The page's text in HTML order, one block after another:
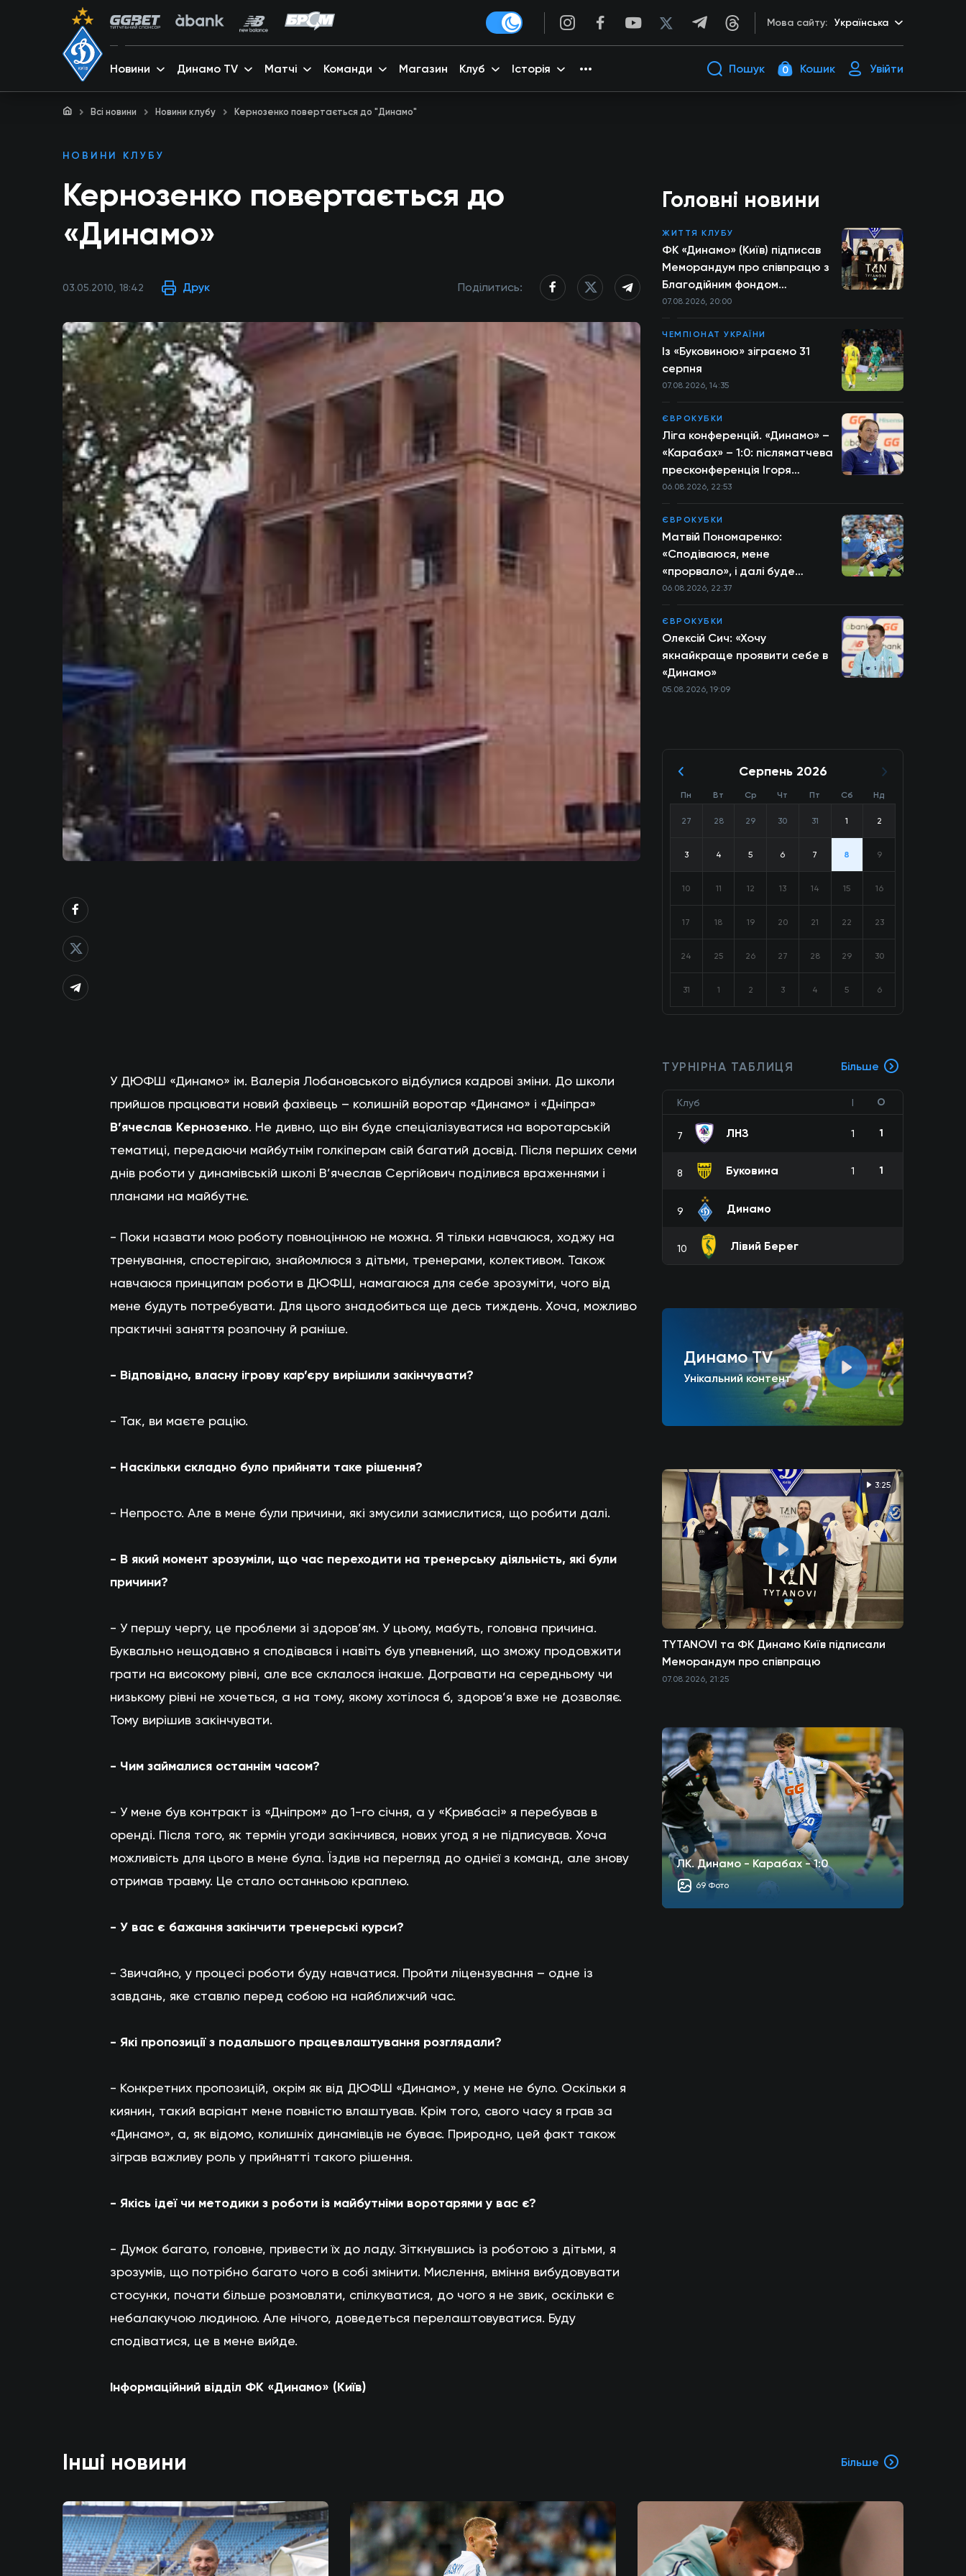
Мова сайту: Українська
Новини Динамо TV Матчі Команди Магазин Клуб Історія Пошук 0 Кошик Увійти
Всі новини Новини клубу Кернозенко повертається до "Динамо"
НОВИНИ КЛУБУ
Кернозенко повертається до
«Динамо»
03.05.2010, 18:42 Друк Поділитись:
У ДЮФШ «Динамо» ім. Валерія Лобановського відбулися кадрові зміни. До школи
прийшов працювати новий фахівець – колишній воротар «Динамо» і «Дніпра»
В’ячеслав Кернозенко. Не дивно, що він буде спеціалізуватися на воротарській
тематиці, передаючи майбутнім голкіперам свій багатий досвід. Після перших семи
днів роботи у динамівській школі В’ячеслав Сергійович поділився враженнями і
планами на майбутнє.
- Поки назвати мою роботу повноцінною не можна. Я тільки навчаюся, ходжу на
тренування, спостерігаю, знайомлюся з дітьми, тренерами, колективом. Також
навчаюся принципам роботи в ДЮФШ, намагаюся для себе зрозуміти, чого від
мене будуть потребувати. Для цього знадобиться ще десь тиждень. Хоча, можливо
практичні заняття розпочну й раніше.
- Відповідно, власну ігрову кар’єру вирішили закінчувати?
- Так, ви маєте рацію.
- Наскільки складно було прийняти таке рішення?
- Непросто. Але в мене були причини, які змусили замислитися, що робити далі.
- В який момент зрозуміли, що час переходити на тренерську діяльність, які були
причини?
- У першу чергу, це проблеми зі здоров’ям. У цьому, мабуть, головна причина.
Буквально нещодавно я сподівався і навіть був упевнений, що зможу продовжити
грати на високому рівні, але все склалося інакше. Догравати на середньому чи
низькому рівні не хочеться, а на тому, якому хотілося б, здоров’я вже не дозволяє.
Тому вирішив закінчувати.
- Чим займалися останнім часом?
- У мене був контракт із «Дніпром» до 1-го січня, а у «Кривбасі» я перебував в
оренді. Після того, як термін угоди закінчився, нових угод я не підписував. Хоча
можливість для цього в мене була. Їздив на перегляд до однієї з команд, але знову
отримав травму. Це стало останньою краплею.
- У вас є бажання закінчити тренерські курси?
- Звичайно, у процесі роботи буду навчатися. Пройти ліцензування – одне із
завдань, яке ставлю перед собою на найближчий час.
- Які пропозиції з подальшого працевлаштування розглядали?
- Конкретних пропозицій, окрім як від ДЮФШ «Динамо», у мене не було. Оскільки я
киянин, такий варіант мене повністю влаштував. Крім того, свого часу я грав за
«Динамо», а, як відомо, колишніх динамівців не буває. Природно, цей факт також
зіграв важливу роль у прийнятті такого рішення.
- Якісь ідеї чи методики з роботи із майбутніми воротарями у вас є?
- Думок багато, головне, привести їх до ладу. Зіткнувшись із роботою з дітьми, я
зрозумів, що потрібно багато чого в собі змінити. Мислення, вміння вибудовувати
стосунки, почати більше розмовляти, спілкуватися, до чого я не звик, оскільки є
небалакучою людиною. Але нічого, доведеться перелаштовуватися. Буду
сподіватися, це в мене вийде.
Інформаційний відділ ФК «Динамо» (Київ)
Головні новини
ЖИТТЯ КЛУБУ
ФК «Динамо» (Київ) підписав
Меморандум про співпрацю з
Благодійним фондом
TYTANOVI
07.08.2026, 20:00
ЧЕМПІОНАТ УКРАЇНИ
Із «Буковиною» зіграємо 31
серпня
07.08.2026, 14:35
ЄВРОКУБКИ
Ліга конференцій. «Динамо» –
«Карабах» – 1:0: післяматчева
пресконференція Ігоря
Костюка
06.08.2026, 22:53
ЄВРОКУБКИ
Матвій Пономаренко:
«Сподіваюся, мене
«прорвало», і далі буде
більше»
06.08.2026, 22:37
ЄВРОКУБКИ
Олексій Сич: «Хочу
якнайкраще проявити себе в
«Динамо»
05.08.2026, 19:09
Серпень 2026
Пн Вт Ср Чт Пт Сб Нд
27 28 29 30 31 1 2
3 4 5 6 7 8 9
10 11 12 13 14 15 16
17 18 19 20 21 22 23
24 25 26 27 28 29 30
31 1 2 3 4 5 6
ТУРНІРНА ТАБЛИЦЯ Більше
Клуб І О
7 ЛНЗ 1 1
8 Буковина 1 1
9 Динамо
10 Лівий Берег
Динамо TV
Унікальний контент
3:25
TYTANOVI та ФК Динамо Київ підписали
Меморандум про співпрацю
07.08.2026, 21:25
ЛК. Динамо - Карабах - 1:0
69 Фото
Інші новини Більше